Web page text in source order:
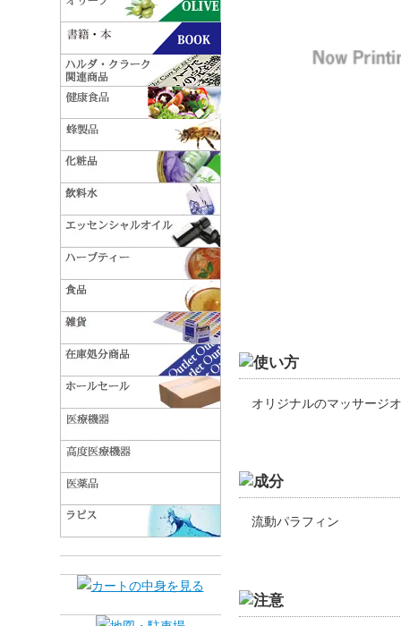
オリジナルのマッサージ
流動パラフィン